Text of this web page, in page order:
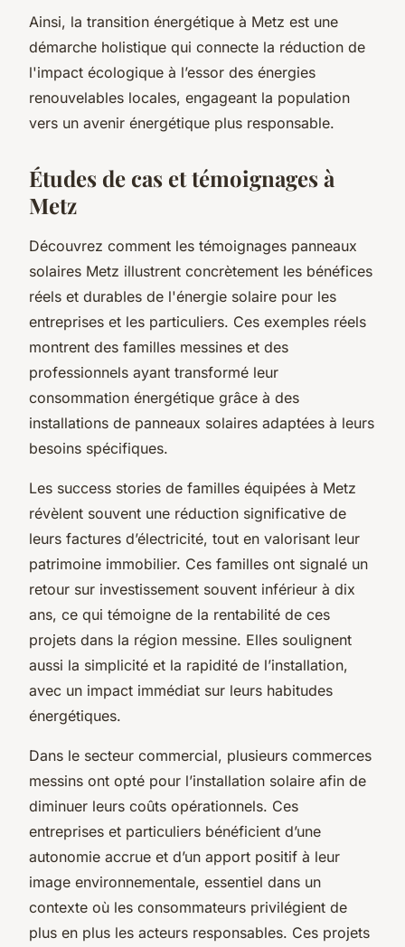
Ainsi, la transition énergétique à Metz est une
démarche holistique qui connecte la réduction de
l'impact écologique à l’essor des énergies
renouvelables locales, engageant la population
vers un avenir énergétique plus responsable.
Études de cas et témoignages à
Metz
Découvrez comment les témoignages panneaux
solaires Metz illustrent concrètement les bénéfices
réels et durables de l'énergie solaire pour les
entreprises et les particuliers. Ces exemples réels
montrent des familles messines et des
professionnels ayant transformé leur
consommation énergétique grâce à des
installations de panneaux solaires adaptées à leurs
besoins spécifiques.
Les success stories de familles équipées à Metz
révèlent souvent une réduction significative de
leurs factures d’électricité, tout en valorisant leur
patrimoine immobilier. Ces familles ont signalé un
retour sur investissement souvent inférieur à dix
ans, ce qui témoigne de la rentabilité de ces
projets dans la région messine. Elles soulignent
aussi la simplicité et la rapidité de l’installation,
avec un impact immédiat sur leurs habitudes
énergétiques.
Dans le secteur commercial, plusieurs commerces
messins ont opté pour l’installation solaire afin de
diminuer leurs coûts opérationnels. Ces
entreprises et particuliers bénéficient d’une
autonomie accrue et d’un apport positif à leur
image environnementale, essentiel dans un
contexte où les consommateurs privilégient de
plus en plus les acteurs responsables. Ces projets